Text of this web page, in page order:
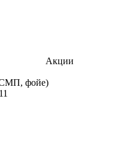
Акции
фойе)